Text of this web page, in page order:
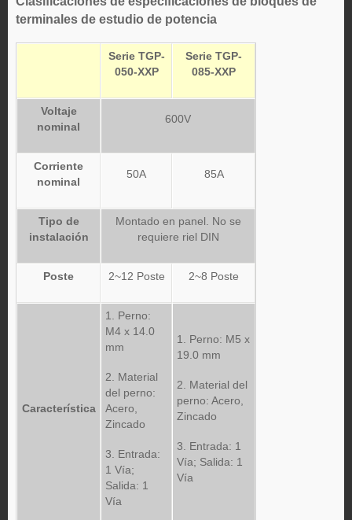
terminales de estudio de potencia
Serie TGP-
050-XXP
Serie TGP-
085-XXP
Voltaje
nominal
600V
Corriente
nominal
50A 85A
Tipo de
instalación
Montado en panel. No se
requiere riel DIN
Poste 2~12 Poste 2~8 Poste
Característica
1. Perno:
M4 x 14.0
mm
2. Material
del perno:
Acero,
Zincado
3. Entrada:
1 Vía;
Salida: 1
Vía
1. Perno: M5 x
19.0 mm
2. Material del
perno: Acero,
Zincado
3. Entrada: 1
Vía; Salida: 1
Vía